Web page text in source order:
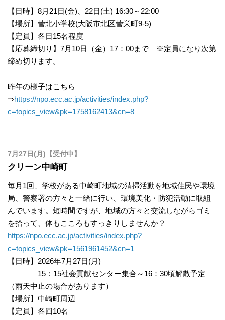
【日時】8月21日(金)、22日(土) 16:30～22:00
【場所】菅北小学校(大阪市北区菅栄町9-5)
【定員】各日15名程度
【応募締切り】7月10日（金）17：00まで ※定員になり次第
締め切ります。
昨年の様子はこちら
⇒https://npo.ecc.ac.jp/activities/index.php?
c=topics_view&pk=1758162413&cn=8
7月27日(月)【受付中】
クリーン中崎町
毎月1回、学校がある中崎町地域の清掃活動を地域住民や環境
局、警察署の方々と一緒に行い、環境美化・防犯活動に取組
んでいます。短時間ですが、地域の方々と交流しながらゴミ
を拾って、体もこころもすっきりしませんか？
https://npo.ecc.ac.jp/activities/index.php?
c=topics_view&pk=1561961452&cn=1
【日時】2026年7月27日(月)
15：15社会貢献センター集合～16：30頃解散予定
（雨天中止の場合があります）
【場所】中崎町周辺
【定員】各回10名